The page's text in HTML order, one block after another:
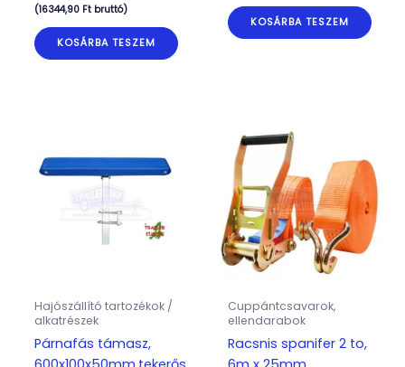
(16344,90 Ftbruttó)
KOSÁRBA TESZEM
KOSÁRBA TESZEM
Hajószállító tartozékok /
alkatrészek
Párnafás támasz,
Cuppántcsavarok,
ellendarabok
Racsnis spanifer 2 to,